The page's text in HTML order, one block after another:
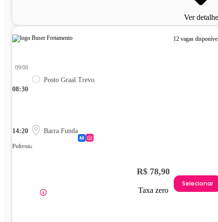
Ver
12 vagas
08:30
09/08
Posto Graal Trevo
14:20 Barra Funda
Poltrona
R$ 78,90
Taxa zero
Selecionar